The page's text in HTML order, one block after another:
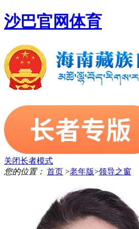
沙巴官网体育
关闭长者模式
您的位置： 首页 >老年版>领导之窗